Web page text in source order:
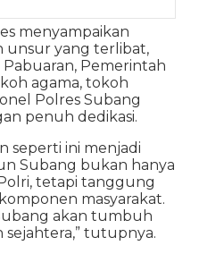
menyampaikan
unsur yang terlibat,
Pemerintah
agama, tokoh
Polres Subang
penuh dedikasi.
seperti ini menjadi
Subang bukan hanya
tetapi tanggung
masyarakat.
akan tumbuh
sejahtera,” tutupnya.